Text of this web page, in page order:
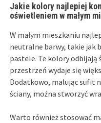
Jakie kolory najlepiej
oświetleniem w małym
W małym mieszkaniu
neutralne barwy, takie jak
pastele. Te kolory odbijają
przestrzeń wydaje się
Dodatkowo, malując sufit
ściany, można stworzyć
Warto również stosować